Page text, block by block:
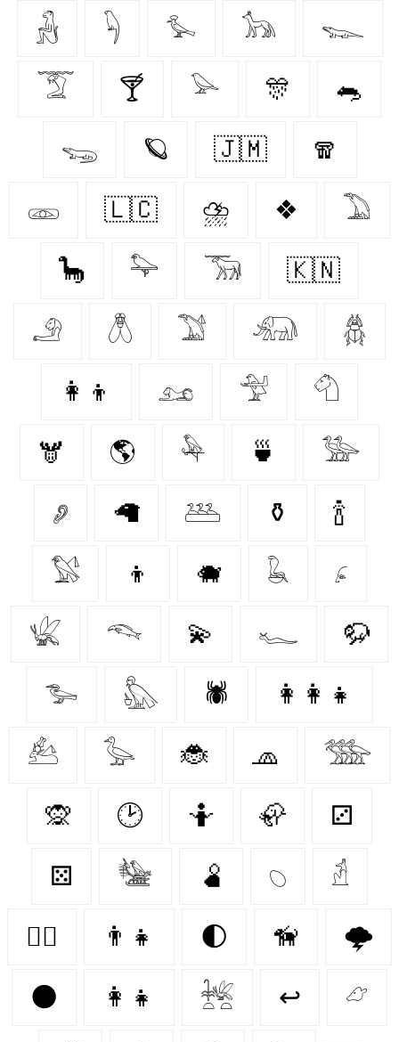
𓃻 𓆐 𓅙 𓃥 𓆊
𓄆 🍸 𓅪 🎊 🐀
𓆌 🪐 🇯🇲 🧣
𓁽 🇱🇨 ⛈️ ❖ 𓅐
🦕 𓅍 𓃞 🇰🇳
𓄂 𓆦 𓅑 𓃰 𓆣
👩‍👦 𓃭 𓅴 𓄇
🫎 🌎 𓅆 🍵 𓅺
𓂈 🦙 𓅹 ⚱️ 🍾
𓅄 👦 🐗 𓆘 𓂊
𓆤 𓆞 💫 𓆑 🦬
𓅧 𓅽 🕷️ 👩‍👩‍👧
𓃕 𓅭 🐞 🧢 𓅢
🙊 🕑 🤷 🦣 ⚂
⚄ 𓅋 🫄 𓆇 𓁢
🐕‍🦺 👨‍👧 🌓 🦮 🌩️
🌑 👩‍👧 𓆥 ↩ 𓃿